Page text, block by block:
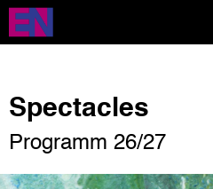
Direkt
zum
Inhalt
Spectacles
Programm 26/27